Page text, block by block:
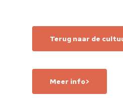
Terug naar de
Meer info>